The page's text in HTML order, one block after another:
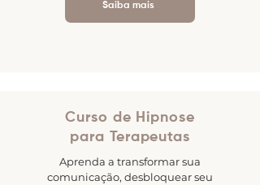
Saiba mais
Curso de Hipnose
para Terapeutas
Aprenda a transformar sua
comunicação, desbloquear seu